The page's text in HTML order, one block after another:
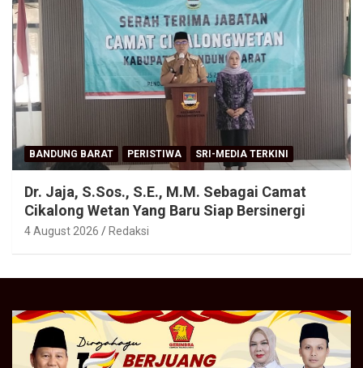
BANDUNG BARAT PERISTIWA SRI-MEDIA TERKINI
Dr. Jaja, S.Sos., S.E., M.M. Sebagai Camat
Cikalong Wetan Yang Baru Siap Bersinergi
4 August 2026 Redaksi